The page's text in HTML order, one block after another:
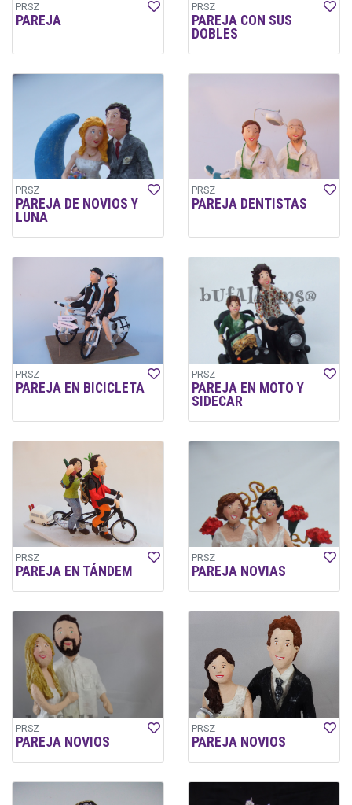
PRSZ
PAREJA
PRSZ
PAREJA CON SUS
DOBLES
PRSZ
PAREJA DE NOVIOS Y
LUNA
PRSZ
PAREJA DENTISTAS
PRSZ
PAREJA EN BICICLETA
PRSZ
PAREJA EN MOTO Y
SIDECAR
PRSZ
PAREJA EN TÁNDEM
PRSZ
PAREJA NOVIAS
PRSZ
PAREJA NOVIOS
PRSZ
PAREJA NOVIOS